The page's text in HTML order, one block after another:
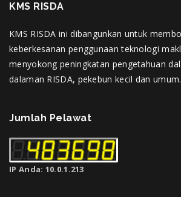
KMS RISDA
KMS RISDA ini dibangunkan untuk
keberkesanan penggunaan teknologi
menyokong peningkatan pengetahuan
dalaman RISDA, pekebun kecil dan umum.
Jumlah Pelawat
IP Anda: 10.0.1.213